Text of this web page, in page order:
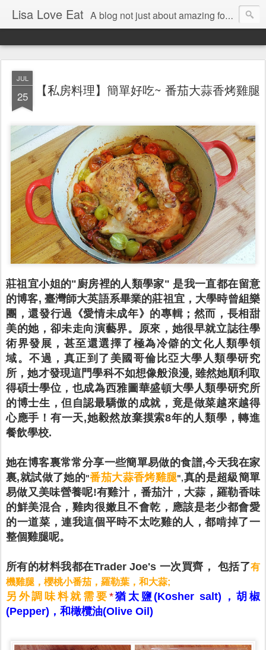
Lisa Love Eat A blog not just about amazing food , but also about the things I love
JUL
25 【私房料理】簡單好吃~ 番茄大蒜香烤雞腿
莊祖宜小姐的"廚房裡的人類學家" 是我一直都在留意
的博客, 臺灣師大英語系畢業的莊祖宜，大學時曾組樂
團，還發行過《愛情未成年》的專輯；然而，長相甜
美的她，卻未走向演藝界。原來，她很早就立誌往學
術界發展，甚至還選擇了極為冷僻的文化人類學領
域。不過，真正到了美國哥倫比亞大學人類學研究
所，她才發現這門學科不如想像般浪漫, 雖然她順利取
得碩士學位，也成為西雅圖華盛頓大學人類學研究所
的博士生，但自認最驕傲的成就，竟是做菜越來越得
心應手！有一天,她毅然放棄摸索8年的人類學，轉進
餐飲學校.
她在博客裏常常分享一些簡單易做的食譜,今天我在家
裏,就試做了她的"番茄大蒜香烤雞腿",真的是超級簡單
易做又美味營養呢!有雞汁，番茄汁，大蒜，羅勒香味
的鮮美混合，雞肉很嫩且不會乾，應該是老少都會愛
的一道菜，連我這個平時不太吃雞的人，都啃掉了一
整個雞腿呢。
所有的材料我都在Trader Joe's 一次買齊， 包括了有
機雞腿，櫻桃小番茄，羅勒葉，和大蒜;
另外調味料就需要 *猶太鹽(Kosher salt)，胡椒
(Pepper)，和橄欖油(Olive Oil)